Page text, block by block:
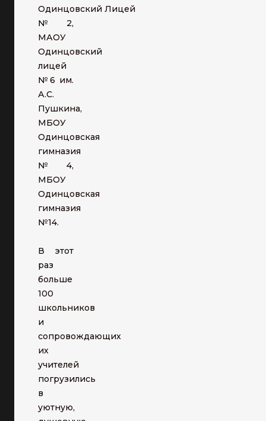
Одинцовский Лицей
№ 2,
МАОУ
Одинцовский
лицей
№6 им.
А.С.
Пушкина,
МБОУ
Одинцовская
гимназия
№ 4,
МБОУ
Одинцовская
гимназия
№14.
В этот
раз
больше
100
школьников
и
сопровождающих
их
учителей
погрузились
в
уютную,